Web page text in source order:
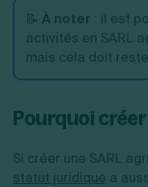
📝 À noter : il est
activités en SARL
mais cela doit
Pourquoi
Si créer une SARL
statut juridique a